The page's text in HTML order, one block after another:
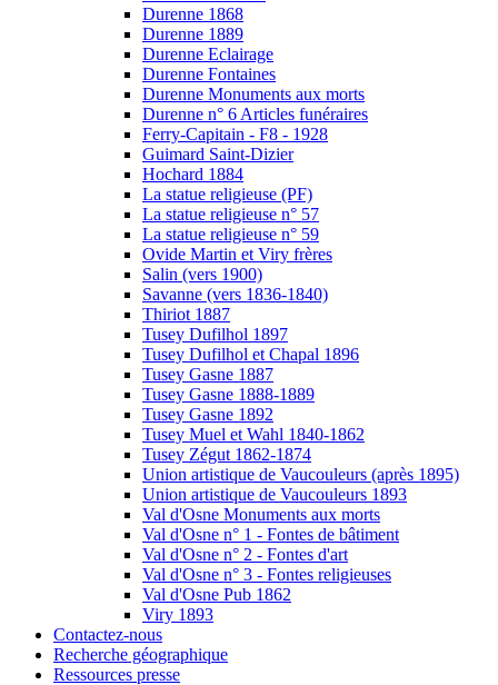
Durenne 1868
Durenne 1889
Durenne Eclairage
Durenne Fontaines
Durenne Monuments aux morts
Durenne n° 6 Articles funéraires
Ferry-Capitain - F8 - 1928
Guimard Saint-Dizier
Hochard 1884
La statue religieuse (PF)
La statue religieuse n° 57
La statue religieuse n° 59
Ovide Martin et Viry frères
Salin (vers 1900)
Savanne (vers 1836-1840)
Thiriot 1887
Tusey Dufilhol 1897
Tusey Dufilhol et Chapal 1896
Tusey Gasne 1887
Tusey Gasne 1888-1889
Tusey Gasne 1892
Tusey Muel et Wahl 1840-1862
Tusey Zégut 1862-1874
Union artistique de Vaucouleurs (après 1895)
Union artistique de Vaucouleurs 1893
Val d'Osne Monuments aux morts
Val d'Osne n° 1 - Fontes de bâtiment
Val d'Osne n° 2 - Fontes d'art
Val d'Osne n° 3 - Fontes religieuses
Val d'Osne Pub 1862
Viry 1893
Contactez-nous
Recherche géographique
Ressources presse